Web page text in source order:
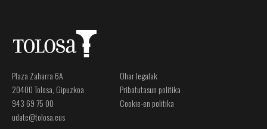
Plaza Zaharra 6A
20400 Tolosa, Gipuzkoa
943 69 75 00
udate@tolosa.eus
Ohar legalak
Pribatutasun politika
Cookie-en politika